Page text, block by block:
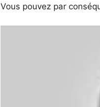
Vous pouvez par